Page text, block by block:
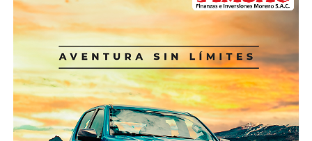
preparada y otra improvisada. Los Alpes europeos
ofrecen quizá el mejor ejemplo. Suiza, Francia e Italia
cuentan con helicópteros especialmente diseñados
para operaciones de alta montaña, pilotos
certificados para vuelos extremos, centros
permanentes de coordinación, sistemas de
comunicación satelital y protocolos que permiten
iniciar un rescate en cuestión de minutos.
la atención de emergencias por desastres. Este
resultado representa un avance conjunto de apenas
13%, según cifras del Ministerio de Economía y
Finanzas (MEF) consignadas por ComexPerú.
Estos recursos son destinados a reducir la
vulnerabilidad de la población frente a desastres
naturales, como aquellos causados por la presencia
de condiciones del Fenómeno El Niño (FEN),